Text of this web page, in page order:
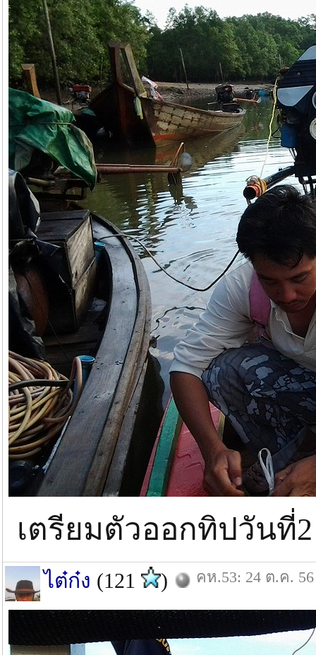
เตรียมตัวออกทิปวันที่
ไต๋ก๋ง (121 ) คห.53: 24 ต.ค. 56